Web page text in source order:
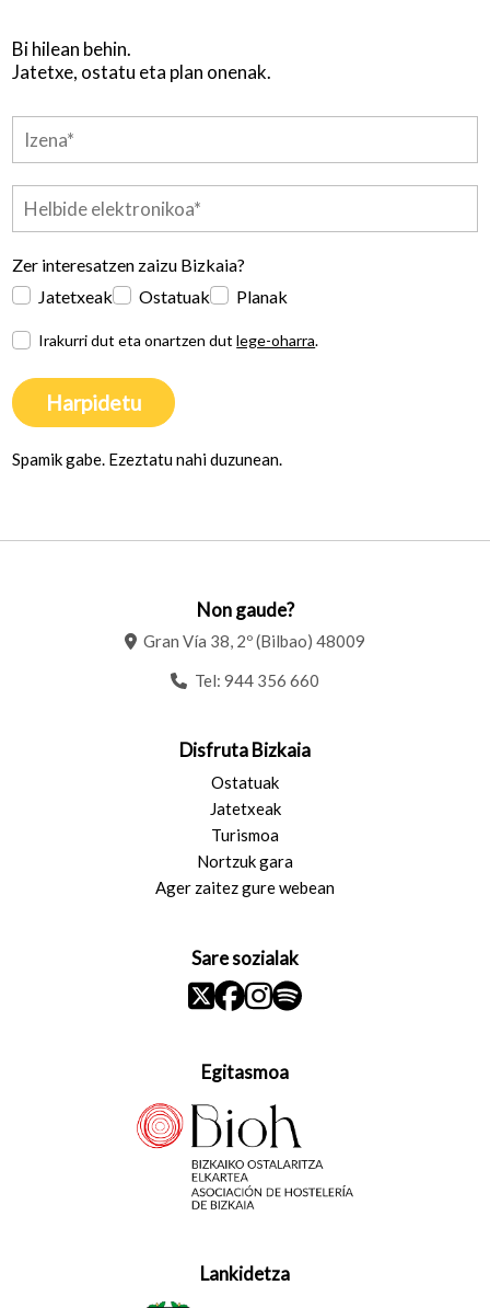
Bi hilean behin.
Jatetxe, ostatu eta plan onenak.
Zer interesatzen zaizu Bizkaia?
Jatetxeak
Ostatuak Planak
Irakurri dut eta onartzen dutlege-oharra.
Harpidetu
Spamik gabe. Ezeztatu nahi duzunean.
Non gaude?
Gran Vía 38, 2º (Bilbao) 48009
Tel: 944 356 660
Disfruta Bizkaia
Ostatuak
Jatetxeak
Turismoa
Nortzuk gara
Ager zaitez gure webean
Sare sozialak
Egitasmoa
Lankidetza